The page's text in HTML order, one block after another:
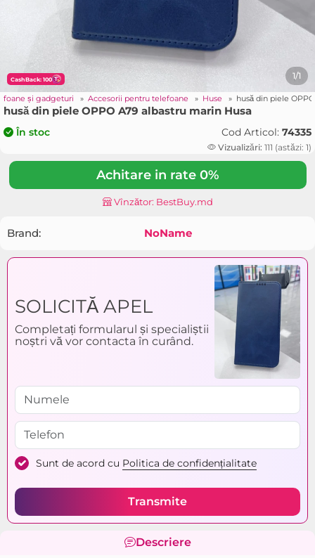
CashBack: 100 1/1
și gadgeturi » Accesorii pentru telefoane » Huse » husă din piele
husă din piele OPPO A79 albastru marin Husa
În stoc Cod Articol: 74335
Vizualizări: 111 (astăzi: 1)
Achitare in rate 0%
Vînzător: BestBuy.md
Brand: NoName
SOLICITĂ APEL
Completați formularul și specialiștii
noștri vă vor contacta în curând.
Sunt de acord cu Politica de confidențialitate
Transmite
Descriere